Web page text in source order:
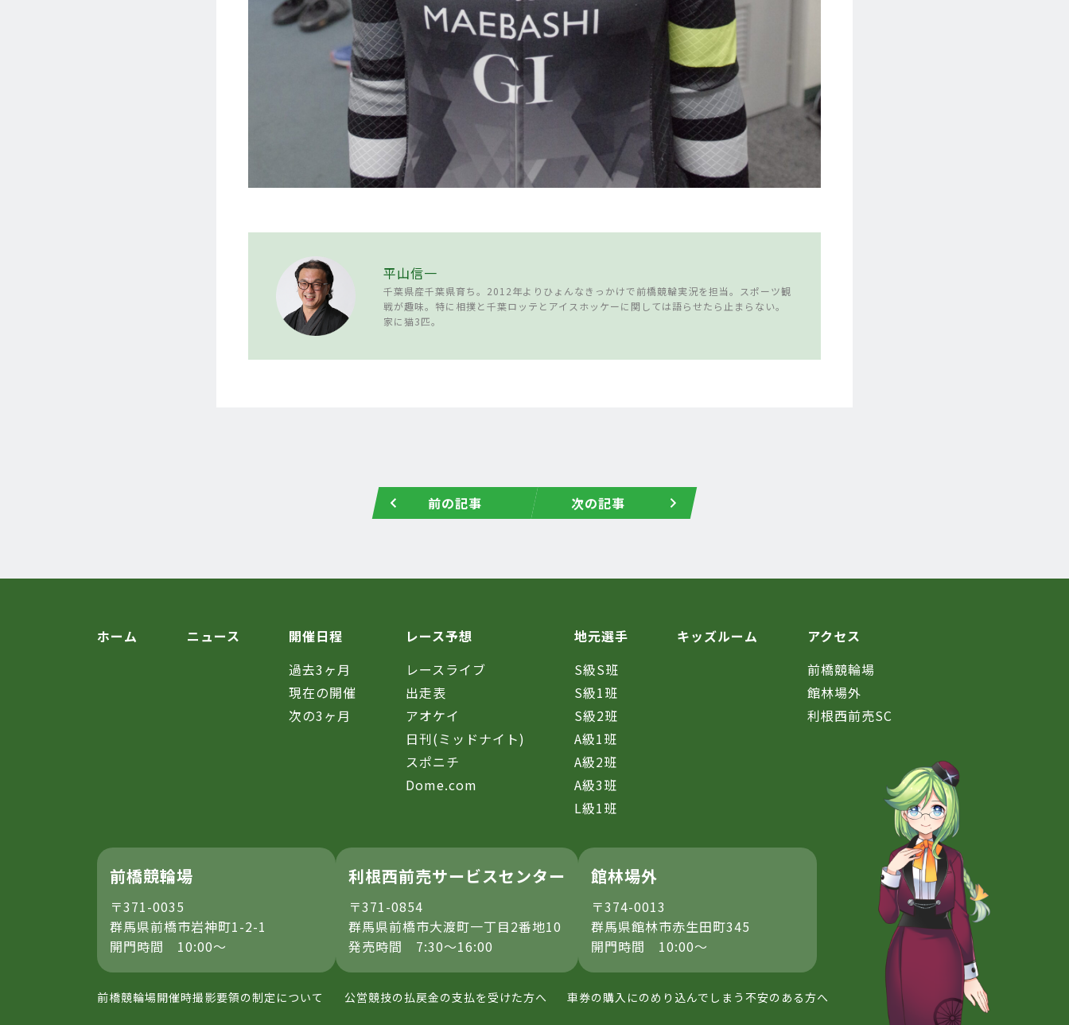
平山信一
千葉県産千葉県育ち。2012年よりひょんなきっかけで前橋競輪実況を担当。スポーツ観
戦が趣味。特に相撲と千葉ロッテとアイスホッケーに関しては語らせたら止まらない。
家に猫3匹。
前の記事 次の記事
ホーム ニュース
開催日程
過去3ヶ月
現在の開催
次の3ヶ月
レース予想
レースライブ
出走表
アオケイ
日刊(ミッドナイト)
スポニチ
Dome.com
地元選手
S級S班
S級1班
S級2班
A級1班
A級2班
A級3班
L級1班
キッズルーム
アクセス
前橋競輪場
館林場外
利根西前売SC
前橋競輪場
〒371-0035
群馬県前橋市岩神町1-2-1
開門時間 10:00～
利根西前売サービスセンター
〒371-0854
群馬県前橋市大渡町一丁目2番地10
発売時間 7:30～16:00
館林場外
〒374-0013
群馬県館林市赤生田町345
開門時間 10:00～
前橋競輪場開催時撮影要領の制定について 公営競技の払戻金の支払を受けた方へ 車券の購入にのめり込んでしまう不安のある方へ